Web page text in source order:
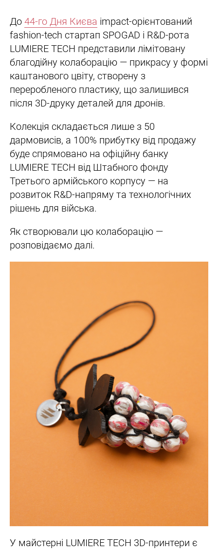
До 44-го Дня Києва impact-орієнтований
fashion-tech стартап SPOGAD і R&D-рота
LUMIERE TECH представили лімітовану
благодійну колаборацію — прикрасу у формі
каштанового цвіту, створену з
переробленого пластику, що залишився
після 3D-друку деталей для дронів.
Колекція складається лише з 50
дармовисів, а 100% прибутку від продажу
буде спрямовано на офіційну банку
LUMIERE TECH від Штабного фонду
Третього армійського корпусу — на
розвиток R&D-напряму та технологічних
рішень для війська.
Як створювали цю колаборацію —
розповідаємо далі.
У майстерні LUMIERE TECH 3D-принтери є